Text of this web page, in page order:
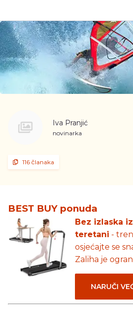
Iva Pranjić
novinarka
116 članaka
BEST BUY ponuda
Bez izlaska
teretani -
osjećajte se
Zaliha je
NARUČI